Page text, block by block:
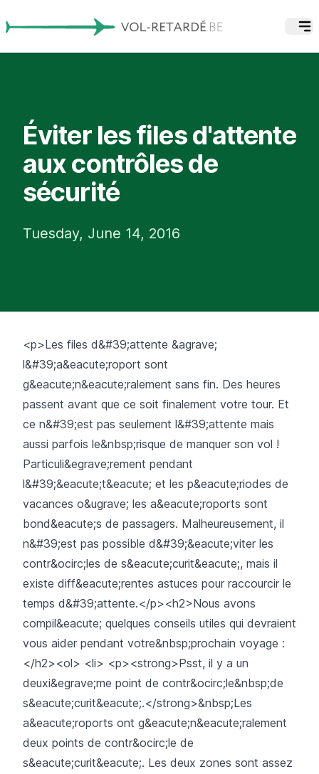
Éviter les files d'attente
aux contrôles de
sécurité
Tuesday, June 14, 2016
<p>Les files d&#39;attente &agrave;
l&#39;a&eacute;roport sont
g&eacute;n&eacute;ralement sans fin. Des heures
passent avant que ce soit finalement votre tour. Et
ce n&#39;est pas seulement l&#39;attente mais
aussi parfois le&nbsp;risque de manquer son vol !
Particuli&egrave;rement pendant
l&#39;&eacute;t&eacute; et les p&eacute;riodes de
vacances o&ugrave; les a&eacute;roports sont
bond&eacute;s de passagers. Malheureusement, il
n&#39;est pas possible d&#39;&eacute;viter les
contr&ocirc;les de s&eacute;curit&eacute;, mais il
existe diff&eacute;rentes astuces pour raccourcir le
temps d&#39;attente.</p><h2>Nous avons
compil&eacute; quelques conseils utiles qui devraient
vous aider pendant votre&nbsp;prochain voyage :
</h2><ol> <li> <p><strong>Psst, il y a un
deuxi&egrave;me point de contr&ocirc;le&nbsp;de
s&eacute;curit&eacute;.</strong>&nbsp;Les
a&eacute;roports ont g&eacute;n&eacute;ralement
deux points de contr&ocirc;le de
s&eacute;curit&eacute;. Les deux zones sont assez